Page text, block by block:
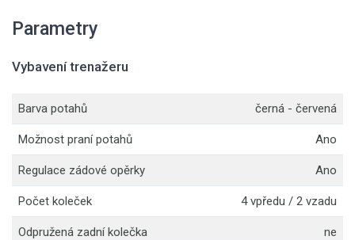
Parametry
Vybavení trenažeru
Barva potahů černá - červená
Možnost praní potahů Ano
Regulace zádové opěrky Ano
Počet koleček 4 vpředu / 2 vzadu
Odpružená zadní kolečka ne